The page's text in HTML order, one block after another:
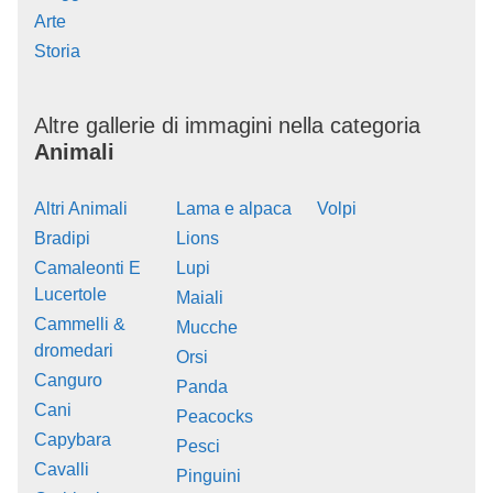
Arte
Storia
Altre gallerie di immagini nella categoria
Animali
Altri Animali
Bradipi
Camaleonti E
Lucertole
Cammelli &
dromedari
Canguro
Cani
Capybara
Cavalli
Lama e alpaca
Lions
Lupi
Maiali
Mucche
Orsi
Panda
Peacocks
Pesci
Pinguini
Volpi